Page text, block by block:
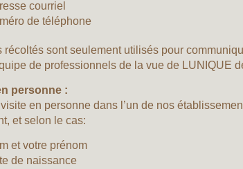
courriel
de téléphone
récoltés sont seulement utilisés pour
de professionnels de la vue de LUNIQUE
personne :
en personne dans l’un de nos
et selon le cas:
et votre prénom
de naissance